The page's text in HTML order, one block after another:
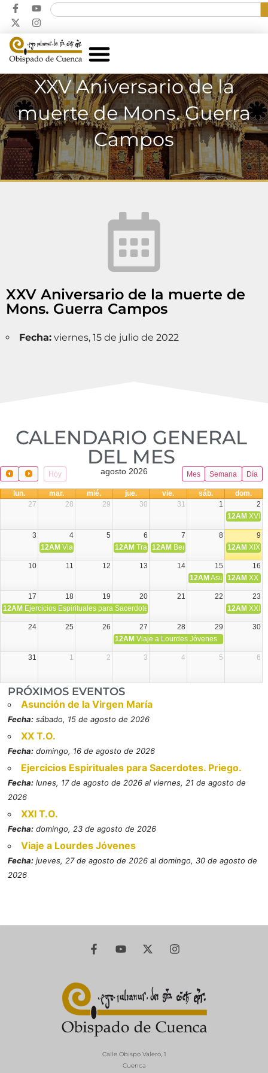
XXV Aniversario de la
muerte de Mons. Guerra
Campos
XXV Aniversario de la muerte de
Mons. Guerra Campos
Fecha: viernes, 15 de julio de 2022
CALENDARIO GENERAL
DEL MES​
Hoy Mes Semana Día
agosto 2026
lun. mar. mié. jue. vie. sáb.
dom.
27
28 29 30 31 1
2
12AM XVIII
3 4 5 6 7 8
9
12AM Viaje Diocesano a Japón.
12AM Transfiguración del Señor
12AM Beatos Cruz Laplana,
12AM XIX
10 11 12 13 14 15
16
12AM Asunción de la
12AM XX
17 18 19 20 21 22
23
12AM Ejercicios Espirituales para Sacerdotes. Priego. 12AM XXI
24 25 26 27 28 29
30
12AM Viaje a Lourdes Jóvenes
31 1 2 3 4 5 6
PRÓXIMOS EVENTOS
Asunción de la Virgen María
Fecha: sábado, 15 de agosto de 2026
XX T.O.
Fecha: domingo, 16 de agosto de 2026
Ejercicios Espirituales para Sacerdotes. Priego.
Fecha: lunes, 17 de agosto de 2026 al viernes, 21 de agosto de
2026
XXI T.O.
Fecha: domingo, 23 de agosto de 2026
Viaje a Lourdes Jóvenes
Fecha: jueves, 27 de agosto de 2026 al domingo, 30 de agosto de
2026
Calle Obispo Valero, 1
Cuenca